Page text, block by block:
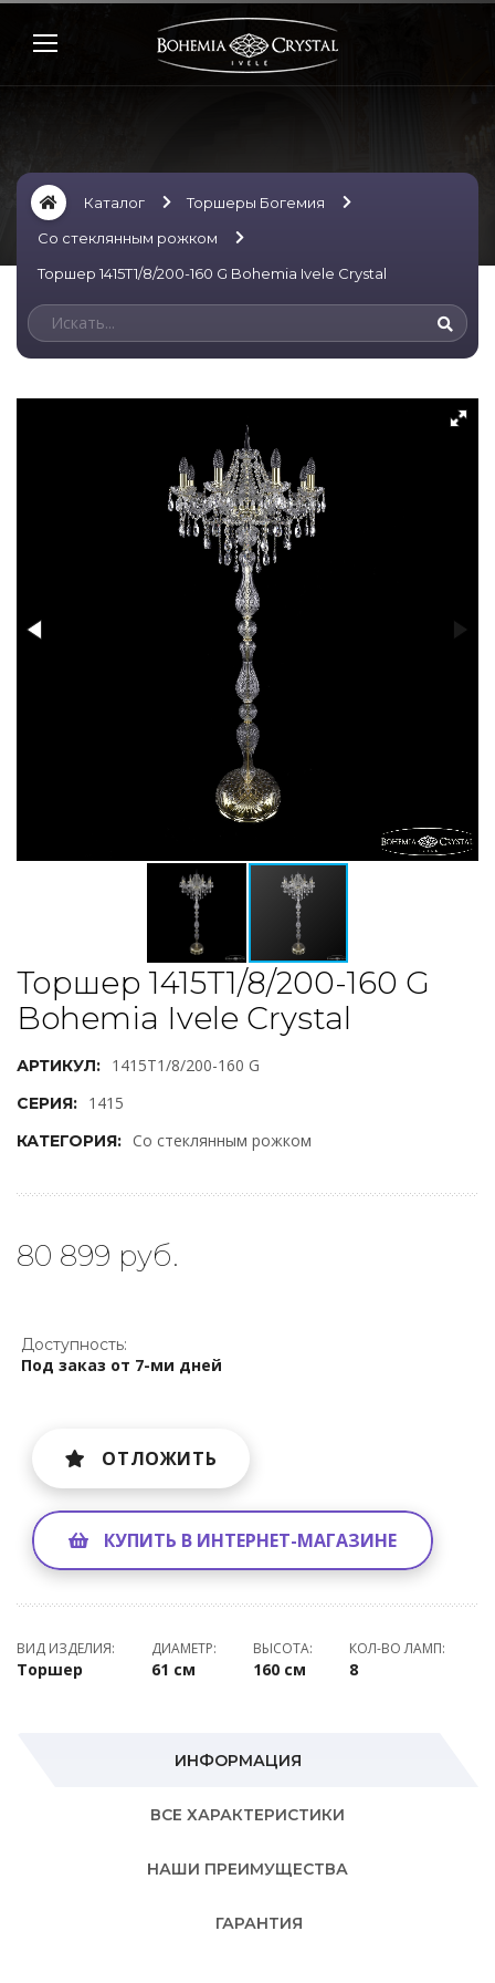
Каталог
Торшеры Богемия
Со стеклянным рожком
Торшер 1415T1/8/200-160 G Bohemia Ivele Crystal
Торшер 1415T1/8/200-160 G
Bohemia Ivele Crystal
АРТИКУЛ: 1415T1/8/200-160 G
СЕРИЯ: 1415
КАТЕГОРИЯ: Со стеклянным рожком
80 899 руб.
Доступность:
Под заказ от 7-ми дней
ОТЛОЖИТЬ
КУПИТЬ В ИНТЕРНЕТ-МАГАЗИНЕ
ВИД ИЗДЕЛИЯ:
Торшер
ДИАМЕТР:
61 см
ВЫСОТА:
160 см
КОЛ-ВО ЛАМП:
8
ИНФОРМАЦИЯ
ВСЕ ХАРАКТЕРИСТИКИ
НАШИ ПРЕИМУЩЕСТВА
ГАРАНТИЯ